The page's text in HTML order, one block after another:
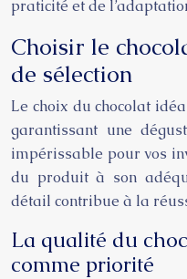
praticité et de
Choisir le
de sélection
Le choix du chocolat
garantissant une
impérissable pour vos
du produit à son
détail contribue à la
La qualité du
comme priorité